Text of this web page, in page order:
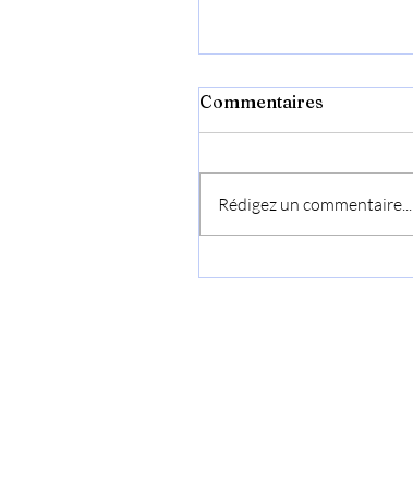
Commentaires
Rédigez un commentaire...